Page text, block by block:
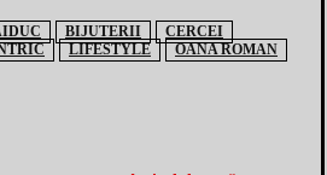
BIJUTERII
CERCEI
LIFESTYLE OANA ROMAN